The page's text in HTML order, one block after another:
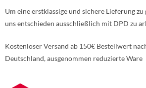
Um eine erstklassige und sichere Lieferung
uns entschieden ausschließlich mit DPD zu
Kostenloser Versand ab 150€ Bestellwert
Deutschland, ausgenommen reduzierte Ware